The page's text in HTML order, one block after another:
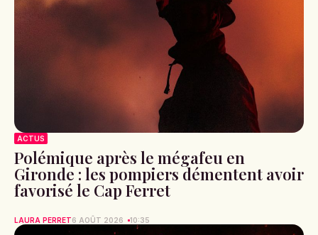
ACTUS
Polémique après le mégafeu en
Gironde : les pompiers démentent avoir
favorisé le Cap Ferret
LAURA PERRET6 AOÛT 2026 10:35